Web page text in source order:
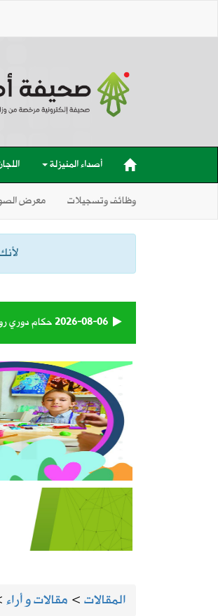
أصداء المنيزلة
وظائف وتسجيلات معرض
2026-08-06حكام دوري
2026-08-06استاد
2026-08-06أمانة
2026-08-05 المنيزلة تستعد لإطلاق النسخة
2026-08-05الجامعة
2026-08-05 130 كاميرا ذكية تراقب شبكة الطرق على مدار الساعة
المقالات> مقالات و أراء